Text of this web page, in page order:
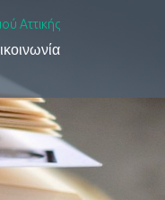
Αττικής